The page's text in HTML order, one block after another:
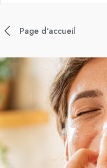
Page d'accueil